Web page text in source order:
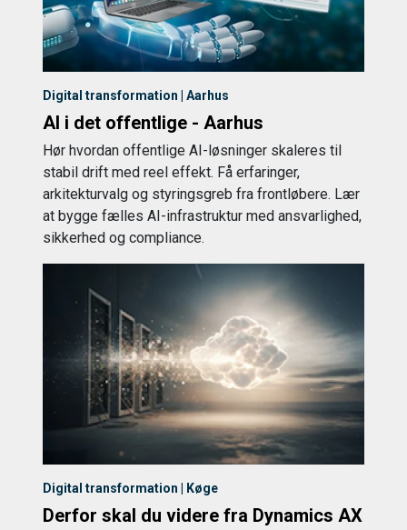
Digital transformation | Aarhus
AI i det offentlige - Aarhus
Hør hvordan offentlige AI-løsninger skaleres til
stabil drift med reel effekt. Få erfaringer,
arkitekturvalg og styringsgreb fra frontløbere. Lær
at bygge fælles AI-infrastruktur med ansvarlighed,
sikkerhed og compliance.
Digital transformation | Køge
Derfor skal du videre fra Dynamics AX